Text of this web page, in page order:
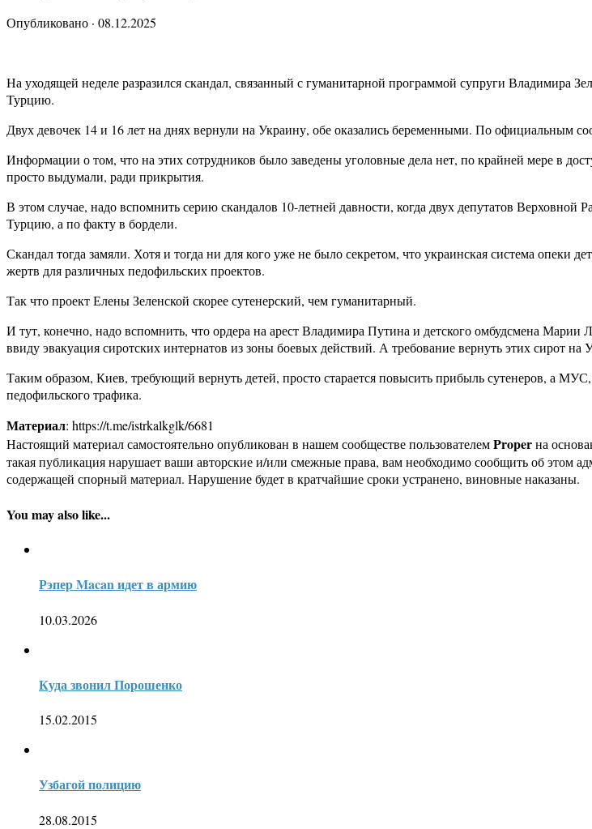
Опубликовано · 08.12.2025
На уходящей неделе разразился скандал, связанный с гуманитарной программой супруги Владимира
Турцию.
Двух девочек 14 и 16 лет на днях вернули на Украину, обе оказались беременными. По официальным
Информации о том, что на этих сотрудников было заведены уголовные дела нет, по крайней мере в
просто выдумали, ради прикрытия.
В этом случае, надо вспомнить серию скандалов 10-летней давности, когда двух депутатов
Турцию, а по факту в бордели.
Скандал тогда замяли. Хотя и тогда ни для кого уже не было секретом, что украинская система опеки
жертв для различных педофильских проектов.
Так что проект Елены Зеленской скорее сутенерский, чем гуманитарный.
И тут, конечно, надо вспомнить, что ордера на арест Владимира Путина и детского омбудсмена
ввиду эвакуация сиротских интернатов из зоны боевых действий. А требование вернуть этих сирот
Таким образом, Киев, требующий вернуть детей, просто старается повысить прибыль сутенеров, а
педофильского трафика.
Материал: https://t.me/istrkalkglk/6681
Настоящий материал самостоятельно опубликован в нашем сообществе пользователемProperна
такая публикация нарушает ваши авторские и/или смежные права, вам необходимо сообщить об этом
содержащей спорный материал. Нарушение будет в кратчайшие сроки устранено, виновные наказаны.
You may also like...
Рэпер Macan идет в армию
10.03.2026
Куда звонил Порошенко
15.02.2015
Узбагой полицию
28.08.2015